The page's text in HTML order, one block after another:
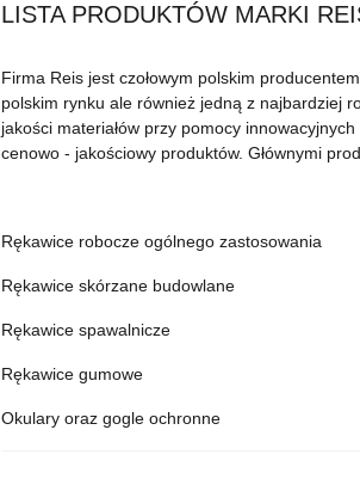
LISTA PRODUKTÓW MARKI
Firma Reis jest czołowym polskim
polskim rynku ale również jedną z najbardziej
jakości materiałów przy pomocy
cenowo - jakościowy produktów. Głównymi
Rękawice robocze ogólnego zastosowania
Rękawice skórzane budowlane
Rękawice spawalnicze
Rękawice gumowe
Okulary oraz gogle ochronne